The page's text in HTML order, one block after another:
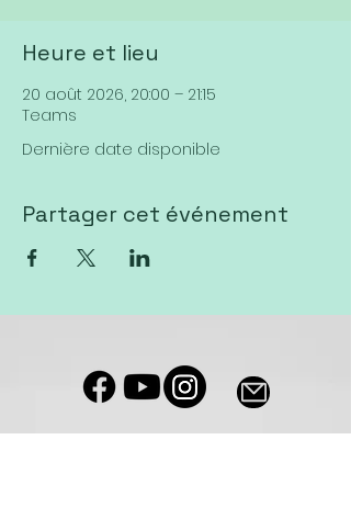
Heure et lieu
20 août 2026, 20:00 – 21:15
Teams
Dernière date disponible
Partager cet événement